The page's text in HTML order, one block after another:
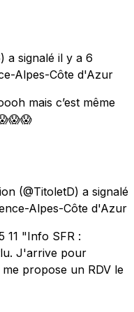
a signalé il y a 6
Alpes-Côte d'Azur
mais c’est même
(@TitoletD) a signalé
Alpes-Côte d'Azur
11 "Info SFR :
J'arrive pour
propose un RDV le